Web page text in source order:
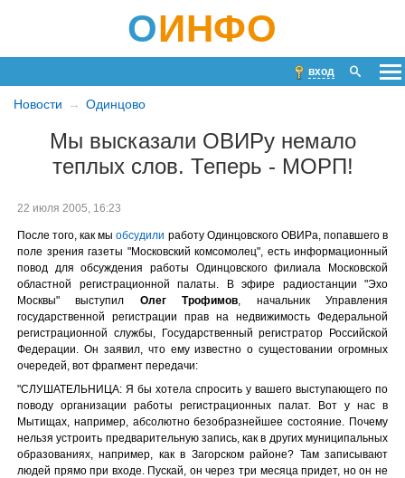
ОИНФО
вход
Новости Одинцово
Мы высказали ОВИРу немало
теплых слов. Теперь - МОРП!
22 июля 2005, 16:23
После того, как мыобсудили работу Одинцовского ОВИРа, попавшего в
поле зрения газеты "Московский комсомолец", есть информационный
повод для обсуждения работы Одинцовского филиала Московской
областной регистрационной палаты. В эфире радиостанции "Эхо
Москвы" выступил Олег Трофимов , начальник Управления
государственной регистрации прав на недвижимость Федеральной
регистрационной службы, Государственный регистратор Российской
Федерации. Он заявил, что ему известно о сущестовании огромных
очередей, вот фрагмент передачи:
"СЛУШАТЕЛЬНИЦА: Я бы хотела спросить у вашего выступающего по
поводу организации работы регистрационных палат. Вот у нас в
Мытищах, например, абсолютно безобразнейшее состояние. Почему
нельзя устроить предварительную запись, как в других муниципальных
образованиях, например, как в Загорском районе? Там записывают
людей прямо при входе. Пускай, он через три месяца придет, но он не